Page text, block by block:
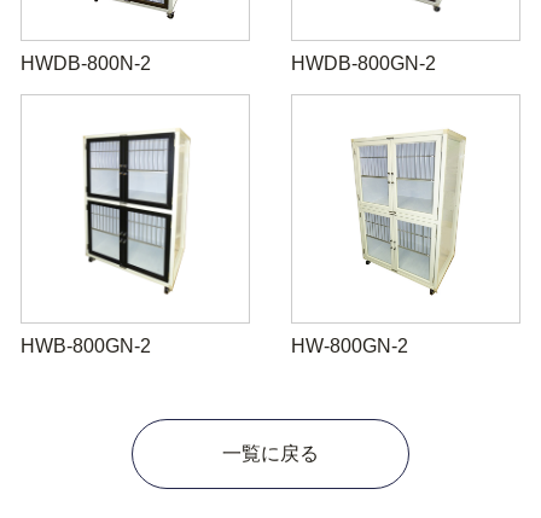
HWDB-800N-2 HWDB-800GN-2
HWB-800GN-2 HW-800GN-2
一覧に戻る